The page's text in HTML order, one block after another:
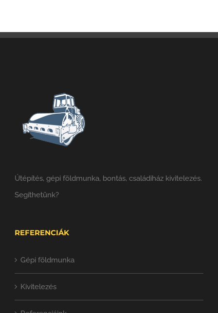
Útépítés, gépi földmunka, bontás, családiház kivitelezés.
Segíthetünk?
REFERENCIÁK
Gépi földmunka
Kivitelezés